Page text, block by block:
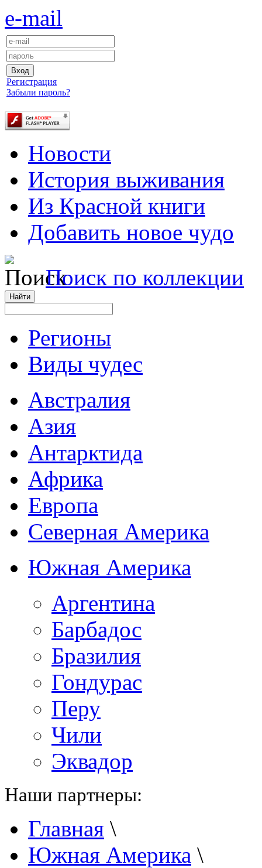
e-mail
Регистрация
Забыли пароль?
Новости
История выживания
Из Красной книги
Добавить новое чудо
Поиск по коллекции
Регионы
Виды чудес
Австралия
Азия
Антарктида
Африка
Европа
Северная Америка
Южная Америка
Аргентина
Барбадос
Бразилия
Гондурас
Перу
Чили
Эквадор
Наши партнеры:
Главная \
Южная Америка \